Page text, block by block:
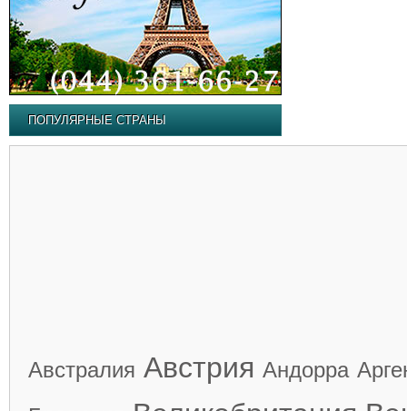
ПОПУЛЯРНЫЕ СТРАНЫ
Австралия Австрия Андорра